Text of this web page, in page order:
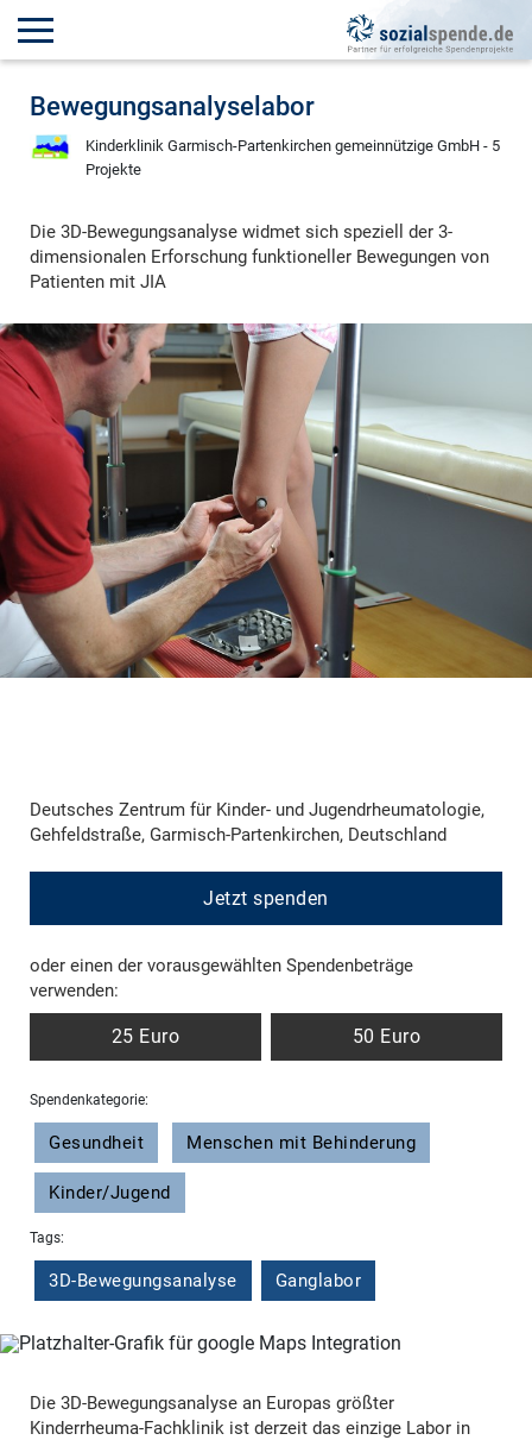
Bewegungsanalyselabor
Kinderklinik Garmisch-Partenkirchen gemeinnützige GmbH - 5
Projekte
Die 3D-Bewegungsanalyse widmet sich speziell der 3-
dimensionalen Erforschung funktioneller Bewegungen von
Patienten mit JIA
Deutsches Zentrum für Kinder- und Jugendrheumatologie,
Gehfeldstraße, Garmisch-Partenkirchen, Deutschland
Jetzt spenden
oder einen der vorausgewählten Spendenbeträge
verwenden:
25 Euro 50 Euro
Spendenkategorie:
Gesundheit Menschen mit Behinderung
Kinder/Jugend
Tags:
3D-Bewegungsanalyse Ganglabor
Die 3D-Bewegungsanalyse an Europas größter
Kinderrheuma-Fachklinik ist derzeit das einzige Labor in